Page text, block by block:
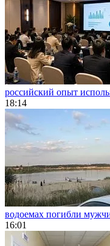
российский опыт
18:14
водоемах погибли
16:01